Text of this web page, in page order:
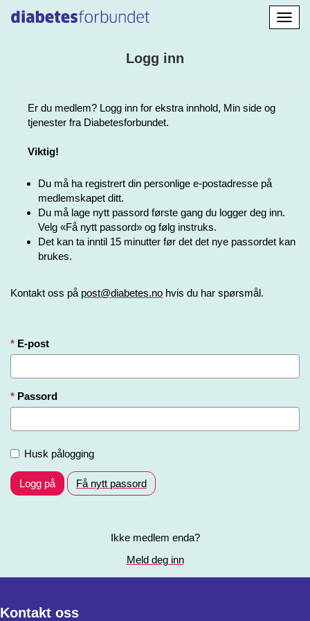
Logg inn
Er du medlem? Logg inn for ekstra innhold, Min side og
tjenester fra Diabetesforbundet.
Viktig!
Du må ha registrert din personlige e-postadresse på
medlemskapet ditt.
Du må lage nytt passord første gang du logger deg inn.
Velg «Få nytt passord» og følg instruks.
Det kan ta inntil 15 minutter før det det nye passordet kan
brukes.
Kontakt oss på post@diabetes.no hvis du har spørsmål.
E-post
Passord
Husk pålogging
Logg på Få nytt passord
Ikke medlem enda?
Meld deg inn
Kontakt oss